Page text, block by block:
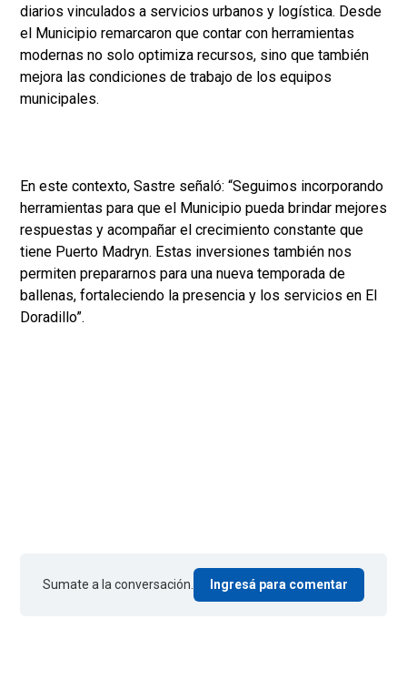
diarios vinculados a servicios urbanos y logística. Desde
el Municipio remarcaron que contar con herramientas
modernas no solo optimiza recursos, sino que también
mejora las condiciones de trabajo de los equipos
municipales.
En este contexto, Sastre señaló: “Seguimos incorporando
herramientas para que el Municipio pueda brindar mejores
respuestas y acompañar el crecimiento constante que
tiene Puerto Madryn. Estas inversiones también nos
permiten prepararnos para una nueva temporada de
ballenas, fortaleciendo la presencia y los servicios en El
Doradillo”.
Sumate a la conversación. Ingresá para comentar